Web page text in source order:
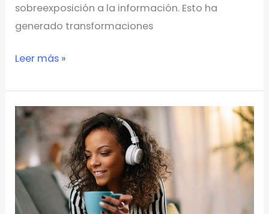
sobreexposición a la información. Esto ha
generado transformaciones
Leer más »
Consejos
de
CX
que
puedes
implantar